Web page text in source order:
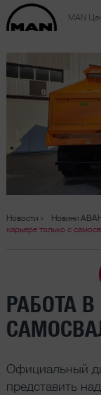
MAN
Новости » Новини
карьере только с
РАБОТА
Официальный
представить